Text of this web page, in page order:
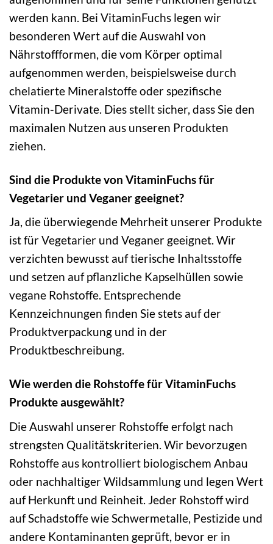
werden kann. Bei VitaminFuchs legen wir
besonderen Wert auf die Auswahl von
Nährstoffformen, die vom Körper optimal
aufgenommen werden, beispielsweise durch
chelatierte Mineralstoffe oder spezifische
Vitamin-Derivate. Dies stellt sicher, dass Sie den
maximalen Nutzen aus unseren Produkten
ziehen.
Sind die Produkte von VitaminFuchs für
Vegetarier und Veganer geeignet?
Ja, die überwiegende Mehrheit unserer Produkte
ist für Vegetarier und Veganer geeignet. Wir
verzichten bewusst auf tierische Inhaltsstoffe
und setzen auf pflanzliche Kapselhüllen sowie
vegane Rohstoffe. Entsprechende
Kennzeichnungen finden Sie stets auf der
Produktverpackung und in der
Produktbeschreibung.
Wie werden die Rohstoffe für VitaminFuchs
Produkte ausgewählt?
Die Auswahl unserer Rohstoffe erfolgt nach
strengsten Qualitätskriterien. Wir bevorzugen
Rohstoffe aus kontrolliert biologischem Anbau
oder nachhaltiger Wildsammlung und legen Wert
auf Herkunft und Reinheit. Jeder Rohstoff wird
auf Schadstoffe wie Schwermetalle, Pestizide und
andere Kontaminanten geprüft, bevor er in